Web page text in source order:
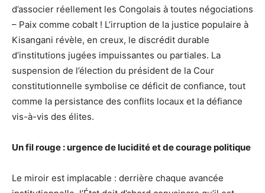
d’associer réellement les Congolais à toutes négociations
– Paix comme cobalt ! L’irruption de la justice populaire à
Kisangani révèle, en creux, le discrédit durable
d’institutions jugées impuissantes ou partiales. La
suspension de l’élection du président de la Cour
constitutionnelle symbolise ce déficit de confiance, tout
comme la persistance des conflits locaux et la défiance
vis-à-vis des élites.
Un fil rouge : urgence de lucidité et de courage politique
Le miroir est implacable : derrière chaque avancée